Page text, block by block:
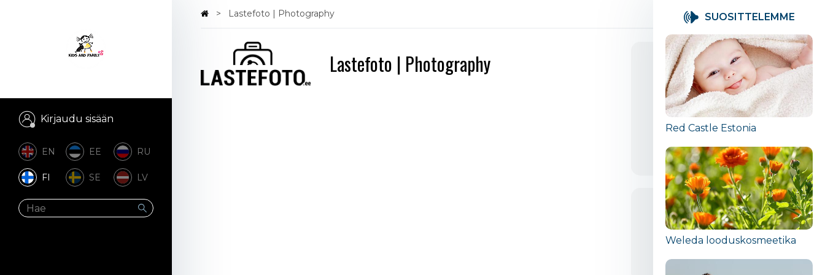
Kirjaudu sisään
EN EE RU
FI SE LV
Lastefoto | Photography
Lastefoto | Photography
KATSELUKERTOJEN
MÄÄRÄ
47 719
Jaa
+372 55599546
lastefoto.ee
SUOSITTELEMME
Red Castle Estonia
Weleda looduskosmeetika